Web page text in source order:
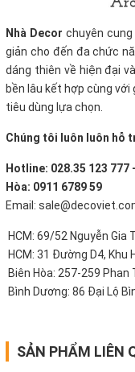
Nhà Decor chuyên
giản cho đến đa chức
dáng thiên về hiện đại
bền lâu kết hợp cùng
tiêu dùng lựa chọn.
Chúng tôi luôn luôn hỗ
Hotline: 028.35 123 777
Hòa: 0911 6789 59
Email:
HCM: 69/52 Nguyễn Gia
HCM: 31 Đường D4, Khu
Biên Hòa: 257-259 Phan
Bình Dương: 86 Đại Lộ
SẢN PHẨM LIÊN